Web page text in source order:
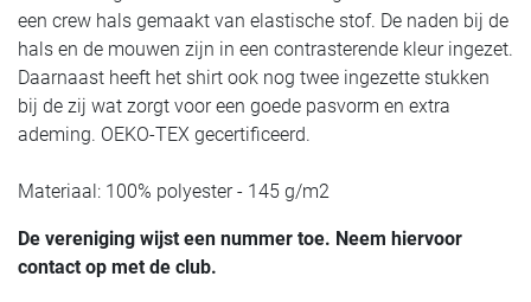
een crew hals gemaakt van elastische stof. De naden bij de
hals en de mouwen zijn in een contrasterende kleur ingezet.
Daarnaast heeft het shirt ook nog twee ingezette stukken
bij de zij wat zorgt voor een goede pasvorm en extra
ademing. OEKO-TEX gecertificeerd.
Materiaal: 100% polyester - 145 g/m2
De vereniging wijst een nummer toe. Neem hiervoor
contact op met de club.